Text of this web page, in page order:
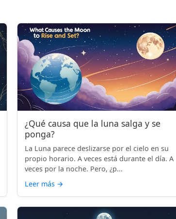
¿Qué causa que la luna salga y se
ponga?
La Luna parece deslizarse por el cielo en su
propio horario. A veces está durante el día. A
veces por la noche. Pero, ¿p...
Leer más →